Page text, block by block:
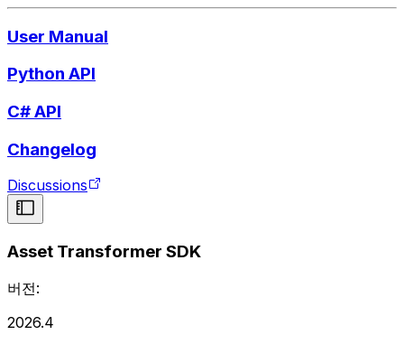
User Manual
Python API
C# API
Changelog
Discussions
Asset Transformer SDK
버전:
2026.4